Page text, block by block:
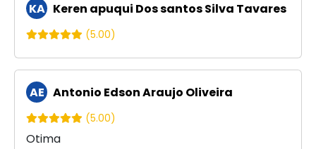
KA Keren apuqui Dos santos Silva Tavares
(5.00)
AE Antonio Edson Araujo Oliveira
(5.00)
Otima